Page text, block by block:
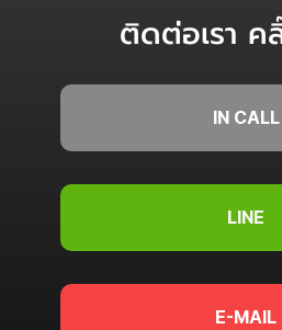
ติดต่อเรา ค
IN CALL
LINE
E-MAIL